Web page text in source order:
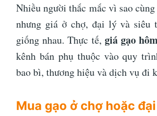
Nhiều người thắc mắc vì sao
nhưng giá ở chợ, đại lý và siêu
giống nhau. Thực tế, giá gạo
kênh bán phụ thuộc vào quy
bao bì, thương hiệu và dịch vụ đi
Mua gạo ở chợ hoặc